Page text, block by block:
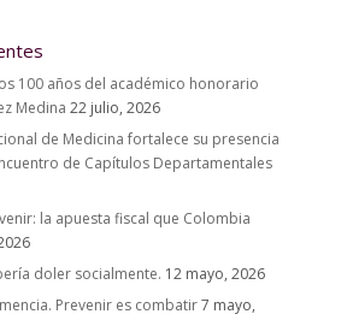
100 años del académico honorario
Medina 22 julio, 2026
de Medicina fortalece su presencia
de Capítulos Departamentales
la apuesta fiscal que Colombia
doler socialmente. 12 mayo, 2026
Prevenir es combatir7 mayo,